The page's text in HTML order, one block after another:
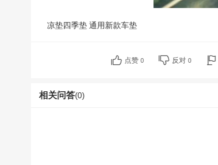
凉垫四季垫 通用新款车垫
点赞 0 反对 0
相关问答(0)